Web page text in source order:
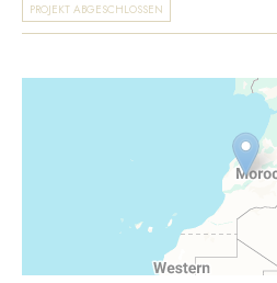
PROJEKT ABGESCHLOSSEN